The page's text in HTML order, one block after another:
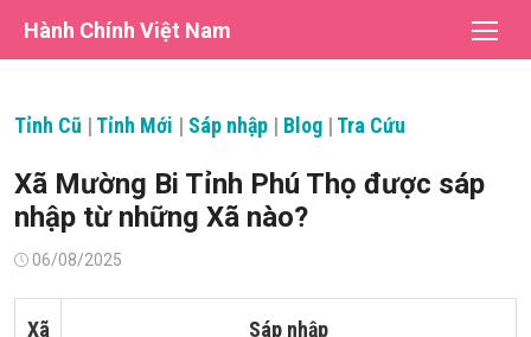
Hành Chính Việt Nam
Tỉnh Cũ | Tỉnh Mới | Sáp nhập | Blog | Tra Cứu
Xã Mường Bi Tỉnh Phú Thọ được sáp
nhập từ những Xã nào?
Đăng06/08/2025
Xã Sáp nhập